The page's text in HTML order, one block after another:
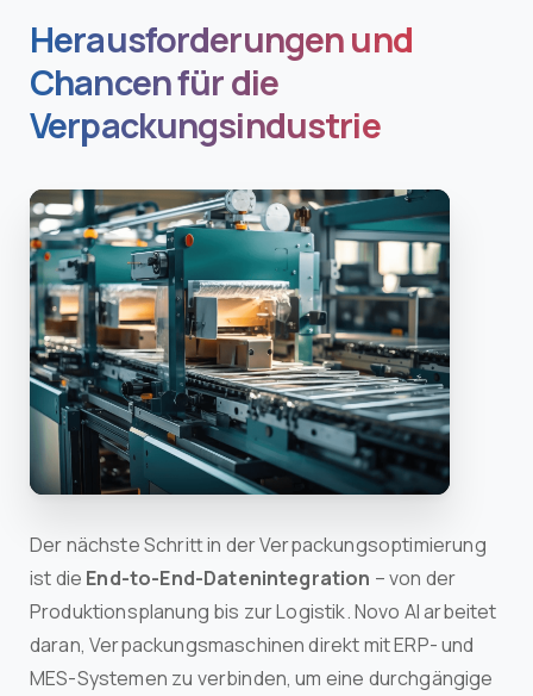
Herausforderungen und
Chancen für die
Verpackungsindustrie
Der nächste Schritt in der Verpackungsoptimierung
ist die End-to-End-Datenintegration – von der
Produktionsplanung bis zur Logistik. Novo AI arbeitet
daran, Verpackungsmaschinen direkt mit ERP- und
MES-Systemen zu verbinden, um eine durchgängige